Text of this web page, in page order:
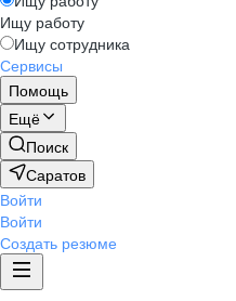
Ищу работу
Ищу сотрудника
Сервисы
Помощь
Ещё
Поиск
Саратов
Войти
Войти
Создать резюме